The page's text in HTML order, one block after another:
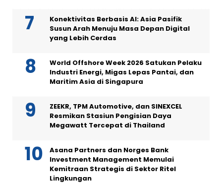
Konektivitas Berbasis AI: Asia Pasifik
Susun Arah Menuju Masa Depan Digital
yang Lebih Cerdas
World Offshore Week 2026 Satukan Pelaku
Industri Energi, Migas Lepas Pantai, dan
Maritim Asia di Singapura
ZEEKR, TPM Automotive, dan SINEXCEL
Resmikan Stasiun Pengisian Daya
Megawatt Tercepat di Thailand
Asana Partners dan Norges Bank
Investment Management Memulai
Kemitraan Strategis di Sektor Ritel
Lingkungan